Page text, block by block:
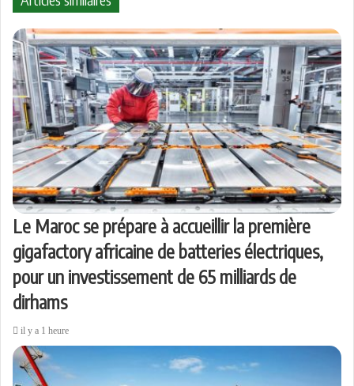
e
d
i
n
i
t
s
A
p
p
g
r
a
m
a
g
e
r
p
a
r
e
m
a
i
l
i
m
e
r
Le Maroc se prépare à accueillir la première
gigafactory africaine de batteries électriques,
pour un investissement de 65 milliards de
dirhams
il y a 1 heure